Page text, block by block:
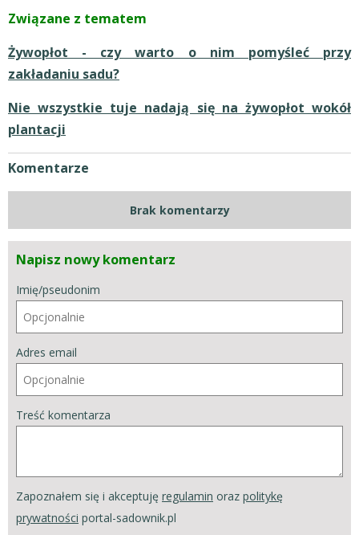
Związane z tematem
Żywopłot - czy warto o nim pomyśleć przy
zakładaniu sadu?
Nie wszystkie tuje nadają się na żywopłot wokół
plantacji
Komentarze
Brak komentarzy
Napisz nowy komentarz
Imię/pseudonim
Adres email
Treść komentarza
Zapoznałem się i akceptuję regulamin oraz politykę
prywatności portal-sadownik.pl